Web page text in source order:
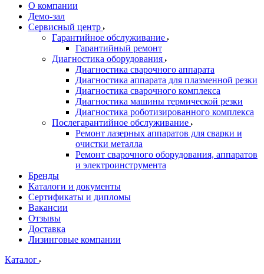
О компании
Демо-зал
Сервисный центр
Гарантийное обслуживание
Гарантийный ремонт
Диагностика оборудования
Диагностика сварочного аппарата
Диагностика аппарата для плазменной резки
Диагностика сварочного комплекса
Диагностика машины термической резки
Диагностика роботизированного комплекса
Послегарантийное обслуживание
Ремонт лазерных аппаратов для сварки и
очистки металла
Ремонт сварочного оборудования, аппаратов
и электроинструмента
Бренды
Каталоги и документы
Сертификаты и дипломы
Вакансии
Отзывы
Доставка
Лизинговые компании
Каталог